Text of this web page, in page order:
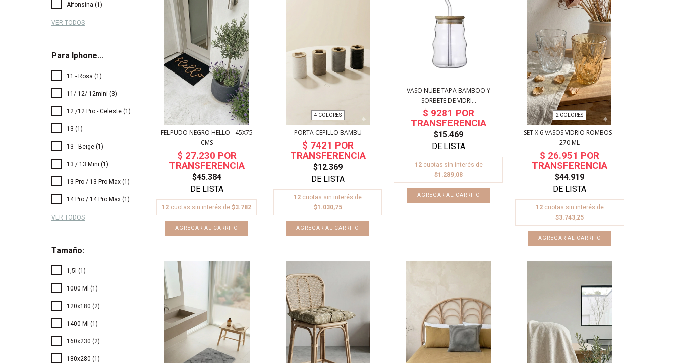
Alfonsina (1)
VER TODOS
Para Iphone...
11 - Rosa (1)
11/ 12/ 12mini (3)
12 /12 Pro - Celeste (1)
13 (1)
13 - Beige (1)
13 / 13 Mini (1)
13 Pro / 13 Pro Max (1)
14 Pro / 14 Pro Max (1)
VER TODOS
Tamaño:
1,5l (1)
1000 Ml (1)
120x180 (2)
1400 Ml (1)
160x230 (2)
180x280 (1)
FELPUDO NEGRO HELLO - 45X75
CMS
$45.384
12 cuotas sin interés de$3.782
4 COLORES
PORTA CEPILLO BAMBU
$12.369
12 cuotas sin interés de
$1.030,75
AGREGAR AL CARRITO
VASO NUBE TAPA BAMBOO Y
SORBETE DE VIDRI...
$15.469
12 cuotas sin interés de
$1.289,08
2 COLORES
SET X 6 VASOS VIDRIO ROMBOS -
270 ML
$44.919
12 cuotas sin interés de
$3.743,25
AGREGAR AL CARRITO